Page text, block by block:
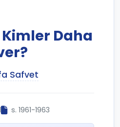
Kimler Daha
Safvet
s. 1961-1963